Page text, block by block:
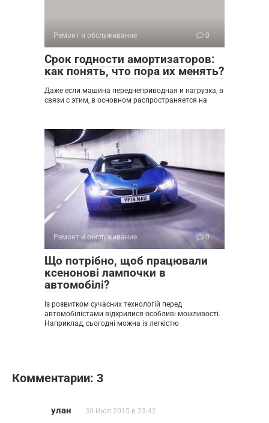
Ремонт и обслуживание 0
Срок годности амортизаторов:
как понять, что пора их менять?
Даже если машина переднеприводная и нагрузка, в
связи с этим, в основном распространяется на
Ремонт и обслуживание 0
Що потрібно, щоб працювали
ксенонові лампочки в
автомобілі?
Із розвитком сучасних технологій перед
автомобілістами відкрилися особливі можливості.
Наприклад, сьогодні можна із легкістю
Комментарии: 3
улан 30.Июл.2015 в 23:42